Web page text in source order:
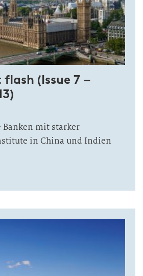
(Issue 7 –
Banken mit starker
in China und Indien